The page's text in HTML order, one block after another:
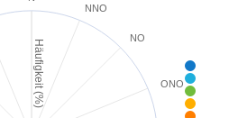
Häufigkeit (%)
NNO
NO
ONO